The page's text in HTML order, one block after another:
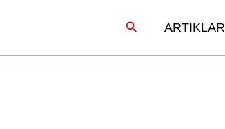
Sök ARTIKLAR